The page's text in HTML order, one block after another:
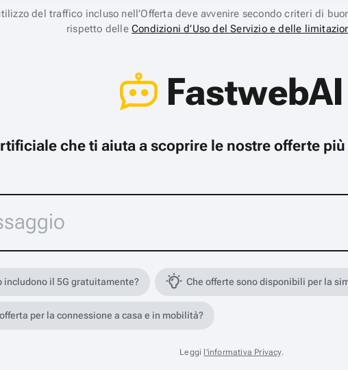
del traffico incluso nell’Offerta deve avvenire secondo criteri di
rispetto delleCondizioni d’Uso del Servizio e delle
FastwebAI
che ti aiuta a scoprire le nostre offerte
includono il 5G gratuitamente? Che offerte sono disponibili per la
per la connessione a casa e in mobilità?
Leggi l'informativa Privacy.